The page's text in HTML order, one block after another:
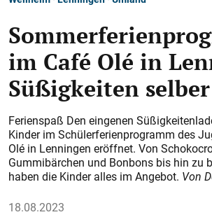
im Café Olé in
Süßigkeiten
Ferienspaß Den eingenen
Kinder im Schülerferienprogramm des
Olé in Lenningen eröffnet. Von
Gummibärchen und Bonbons bis hin zu
haben die Kinder alles im Angebot. Von
18.08.2023